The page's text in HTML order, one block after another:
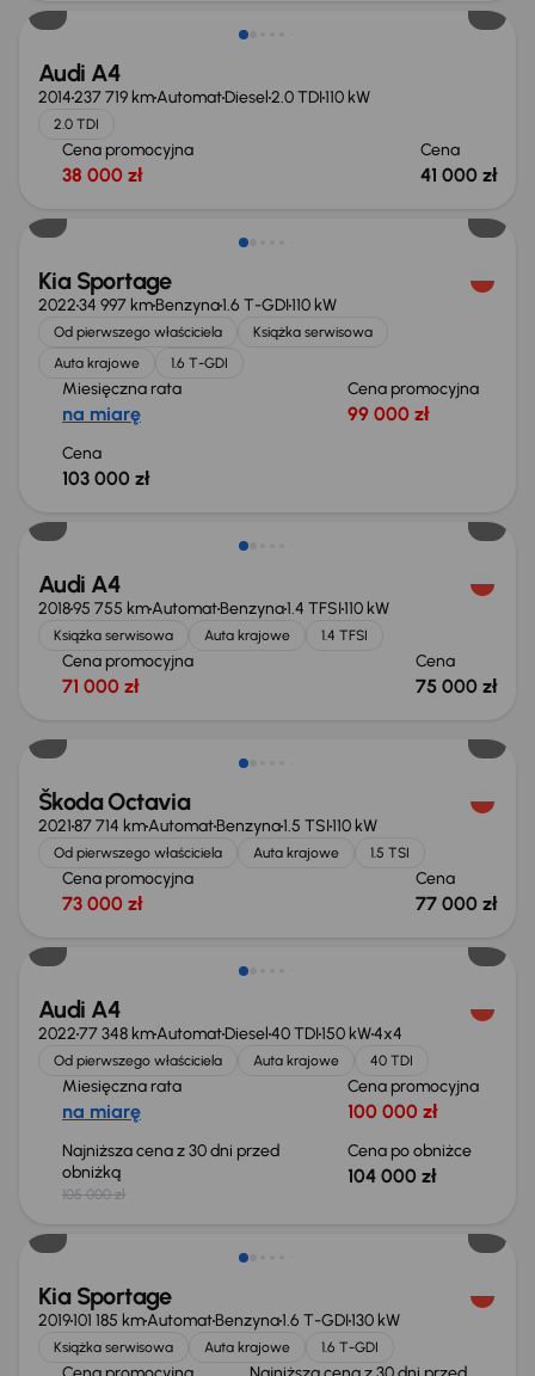
Audi A4
2014237 719 kmAutomatDiesel2.0 TDI110 kW
2.0 TDI
Cena promocyjna
38 000 zł
Cena
41 000 zł
Kia Sportage
202234 997 kmBenzyna1.6 T-GDI110 kW
Od pierwszego właściciela
Książka serwisowa
Auta krajowe
1.6 T-GDI
Miesięczna rata
na miarę
Cena promocyjna
99 000 zł
Cena
103 000 zł
Audi A4
201895 755 kmAutomatBenzyna1.4 TFSI110 kW
Książka serwisowa Auta krajowe 1.4 TFSI
Cena promocyjna
71 000 zł
Cena
75 000 zł
Škoda Octavia
202187 714 kmAutomatBenzyna1.5 TSI110 kW
Od pierwszego właściciela Auta krajowe 1.5 TSI
Cena promocyjna
73 000 zł
Cena
77 000 zł
Taniej o 1 000 zł
Audi A4
202277 348 kmAutomatDiesel40 TDI150 kW4x4
Od pierwszego właściciela Auta krajowe 40 TDI
Miesięczna rata
na miarę
Cena promocyjna
100 000 zł
Najniższa cena z 30 dni przed
obniżką
105 000 zł
Cena po obniżce
104 000 zł
Taniej o 1 000 zł
Kia Sportage
2019101 185 kmAutomatBenzyna1.6 T-GDI130 kW
Książka serwisowa Auta krajowe 1.6 T-GDI